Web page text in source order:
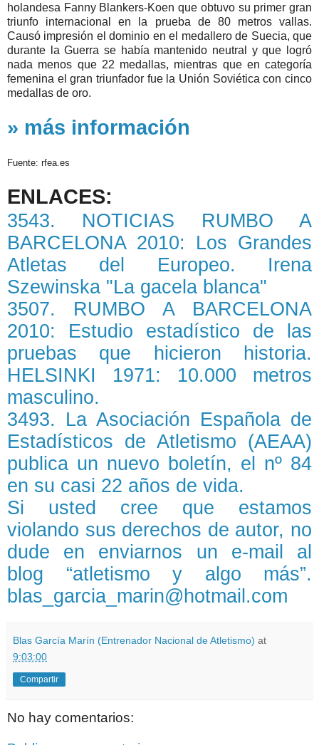
holandesa Fanny Blankers-Koen que obtuvo su primer gran
triunfo internacional en la prueba de 80 metros vallas.
Causó impresión el dominio en el medallero de Suecia, que
durante la Guerra se había mantenido neutral y que logró
nada menos que 22 medallas, mientras que en categoría
femenina el gran triunfador fue la Unión Soviética con cinco
medallas de oro.
» más información
Fuente: rfea.es
ENLACES:
3543. NOTICIAS RUMBO A
BARCELONA 2010: Los Grandes
Atletas del Europeo. Irena
Szewinska "La gacela blanca"
3507. RUMBO A BARCELONA
2010: Estudio estadístico de las
pruebas que hicieron historia.
HELSINKI 1971: 10.000 metros
masculino.
3493. La Asociación Española de
Estadísticos de Atletismo (AEAA)
publica un nuevo boletín, el nº 84
en su casi 22 años de vida.
Si usted cree que estamos
violando sus derechos de autor, no
dude en enviarnos un e-mail al
blog “atletismo y algo más”.
blas_garcia_marin@hotmail.com
Blas García Marín (Entrenador Nacional de Atletismo) at
9:03:00
Compartir
No hay comentarios: